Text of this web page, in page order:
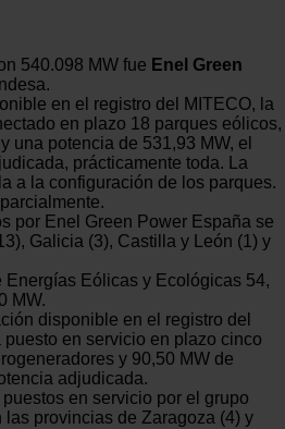
540.098 MW fue Enel Green
en el registro del MITECO, la
en plazo 18 parques eólicos,
una potencia de 531,93 MW, el
prácticamente toda. La
a la configuración de los parques.
por Enel Green Power España se
Galicia (3), Castilla y León (1) y
Energías Eólicas y Ecológicas 54,
MW.
disponible en el registro del
en servicio en plazo cinco
y 90,50 MW de
adjudicada.
en servicio por el grupo
las provincias de Zaragoza (4) y